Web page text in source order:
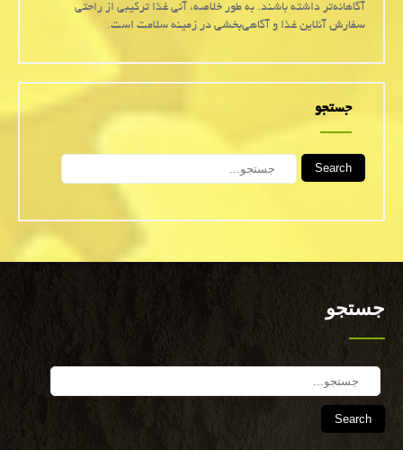
آگاهانه‌تر داشته باشند. به طور خلاصه، آنی غذا ترکیبی از راحتی
سفارش آنلاین غذا و آگاهی‌بخشی در زمینه سلامت است.
جستجو
Search
جستجو